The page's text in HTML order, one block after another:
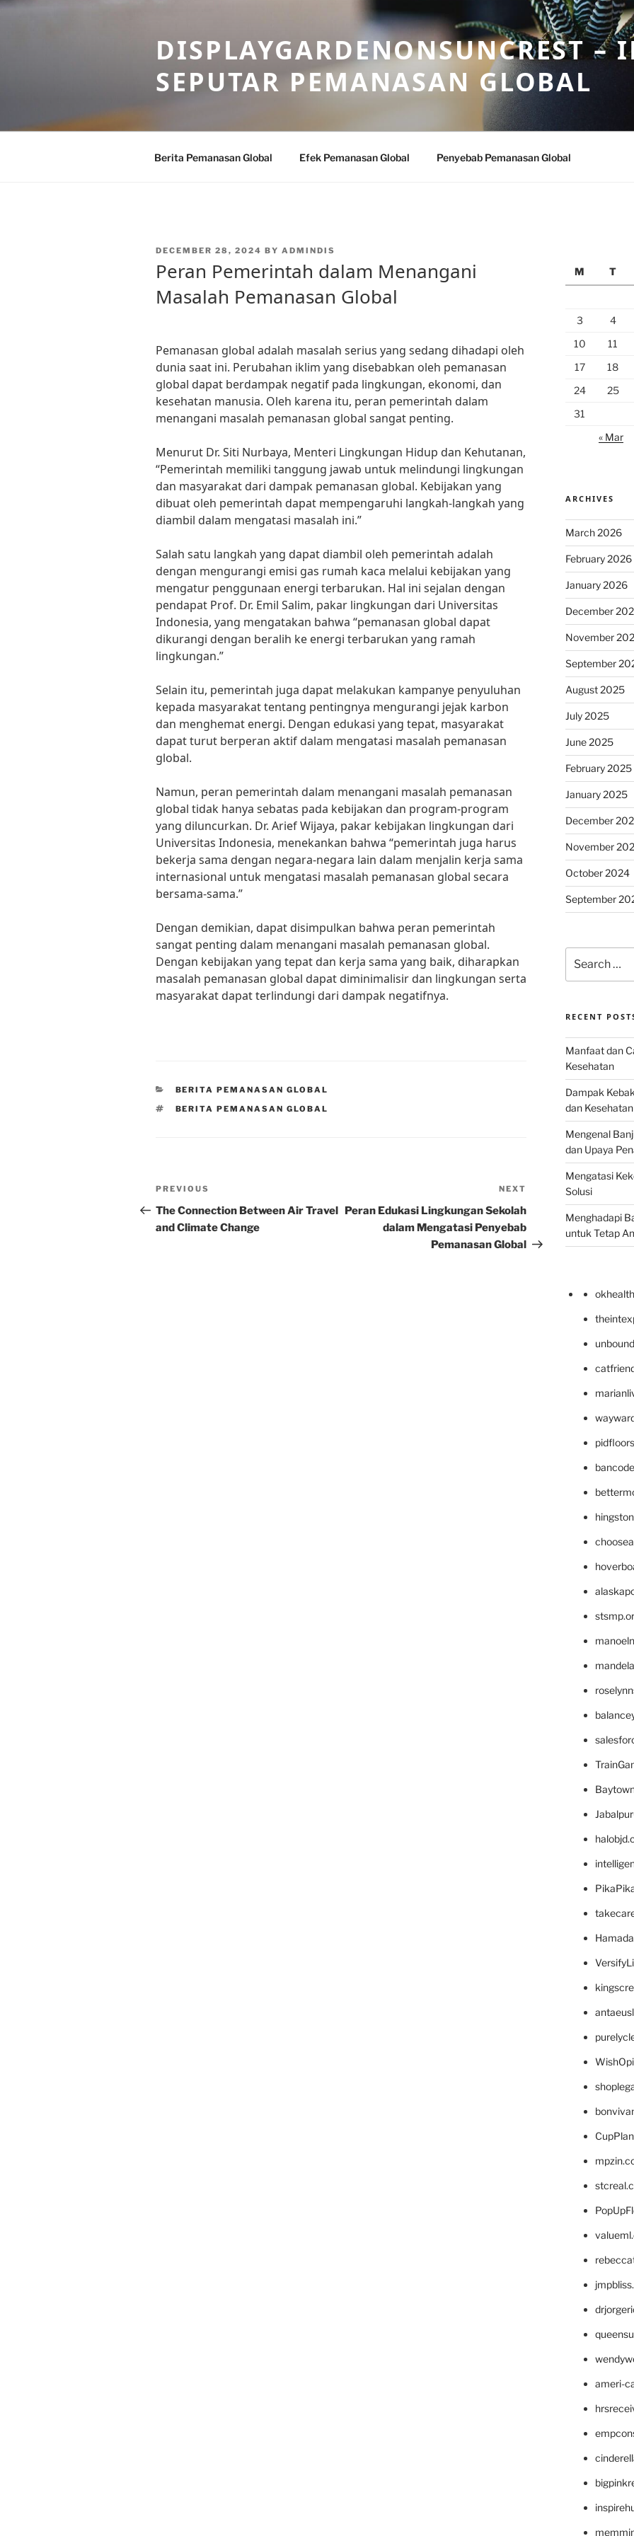
Skip
DISPLAYGARDENONSUNCREST –
SEPUTAR PEMANASAN GLOBAL
Berita Pemanasan Global Efek Pemanasan Global Penyebab Pemanasan Global
POSTED
DECEMBER 28, 2024 BY ADMINDIS
Peran Pemerintah dalam Menangani
Masalah Pemanasan Global
Pemanasan global adalah masalah serius yang sedang dihadapi oleh
dunia saat ini. Perubahan iklim yang disebabkan oleh pemanasan
global dapat berdampak negatif pada lingkungan, ekonomi, dan
kesehatan manusia. Oleh karena itu, peran pemerintah dalam
menangani masalah pemanasan global sangat penting.
Menurut Dr. Siti Nurbaya, Menteri Lingkungan Hidup dan Kehutanan,
“Pemerintah memiliki tanggung jawab untuk melindungi lingkungan
dan masyarakat dari dampak pemanasan global. Kebijakan yang
dibuat oleh pemerintah dapat mempengaruhi langkah-langkah yang
diambil dalam mengatasi masalah ini.”
Salah satu langkah yang dapat diambil oleh pemerintah adalah
dengan mengurangi emisi gas rumah kaca melalui kebijakan yang
mengatur penggunaan energi terbarukan. Hal ini sejalan dengan
pendapat Prof. Dr. Emil Salim, pakar lingkungan dari Universitas
Indonesia, yang mengatakan bahwa “pemanasan global dapat
dikurangi dengan beralih ke energi terbarukan yang ramah
lingkungan.”
Selain itu, pemerintah juga dapat melakukan kampanye penyuluhan
kepada masyarakat tentang pentingnya mengurangi jejak karbon
dan menghemat energi. Dengan edukasi yang tepat, masyarakat
dapat turut berperan aktif dalam mengatasi masalah pemanasan
global.
Namun, peran pemerintah dalam menangani masalah pemanasan
global tidak hanya sebatas pada kebijakan dan program-program
yang diluncurkan. Dr. Arief Wijaya, pakar kebijakan lingkungan dari
Universitas Indonesia, menekankan bahwa “pemerintah juga harus
bekerja sama dengan negara-negara lain dalam menjalin kerja sama
internasional untuk mengatasi masalah pemanasan global secara
bersama-sama.”
Dengan demikian, dapat disimpulkan bahwa peran pemerintah
sangat penting dalam menangani masalah pemanasan global.
Dengan kebijakan yang tepat dan kerja sama yang baik, diharapkan
masalah pemanasan global dapat diminimalisir dan lingkungan serta
masyarakat dapat terlindungi dari dampak negatifnya.
CATEGORIES
BERITA PEMANASAN GLOBAL
TAGS
BERITA PEMANASAN GLOBAL
Post
navigation
Previous
Post
PREVIOUS
The Connection Between Air Travel
and Climate Change
Post
NEXT
Peran Edukasi Lingkungan Sekolah
dalam Mengatasi Penyebab
Pemanasan Global
M
T
3
4
10
11
17
18
24
25
31
« Mar
ARCHIVES
March 2026
February 2026
January 2026
December
November
September
August 2025
July 2025
June 2025
February 2025
January 2025
December
November
October 2024
September
for:
RECENT
Manfaat dan
Kesehatan
Dampak
dan
Mengenal
dan Upaya
Mengatasi
Solusi
Menghadapi
untuk Tetap
ameri-